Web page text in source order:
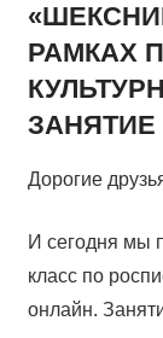
РАМКАХ
Дорогие
И сегодня мы
класс по
онлайн.